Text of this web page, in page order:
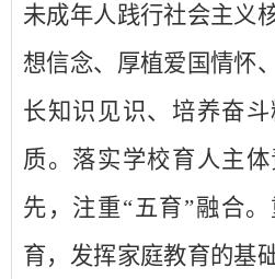
未成年人践行社会主义
想信念、厚植爱国情怀
长知识见识、培养奋
质。落实学校育人主
先，注重“五育”融合
育，发挥家庭教育的基